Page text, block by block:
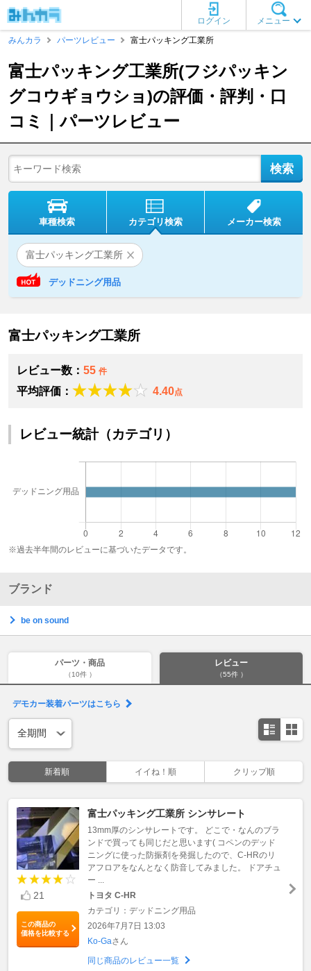
メニュー
ログイン
みんカラ
パーツレビュー 富士パッキング工業所
富士パッキング工業所(フジパッキン
グコウギョウショ)の評価・評判・口
コミ｜パーツレビュー
車種検索 カテゴリ検索 メーカー検索
富士パッキング工業所
デッドニング用品
富士パッキング工業所
レビュー数： 55 件
平均評価： 4.40点
レビュー統計（カテゴリ）
※過去半年間のレビューに基づいたデータです。
ブランド
be on sound
パーツ・商品
（10件 ）
レビュー
（55件 ）
デモカー装着パーツはこちら
新着順 イイね！順 クリップ順
21
この商品の
価格を比較する
富士パッキング工業所 シンサレート
13mm厚のシンサレートです。 どこで・なんのブラ
ンドで買っても同じだと思います( コペンのデッド
ニングに使った防振剤を発掘したので、C-HRのリ
アフロアをなんとなく防音してみました。 ドアチュ
ー ...
トヨタ C-HR
カテゴリ：デッドニング用品
2026年7月7日 13:03
Ko-Gaさん
同じ商品のレビュー一覧